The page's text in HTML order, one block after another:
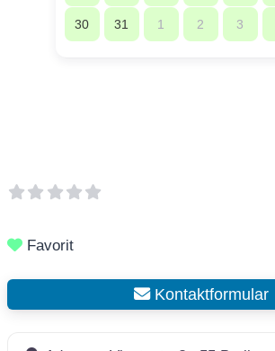
30 31 1 2 3
Favorit
Kontaktformular